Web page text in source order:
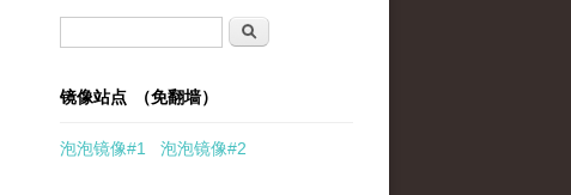
搜索
镜像站点 （免翻墙）
泡泡镜像#1 泡泡镜像#2